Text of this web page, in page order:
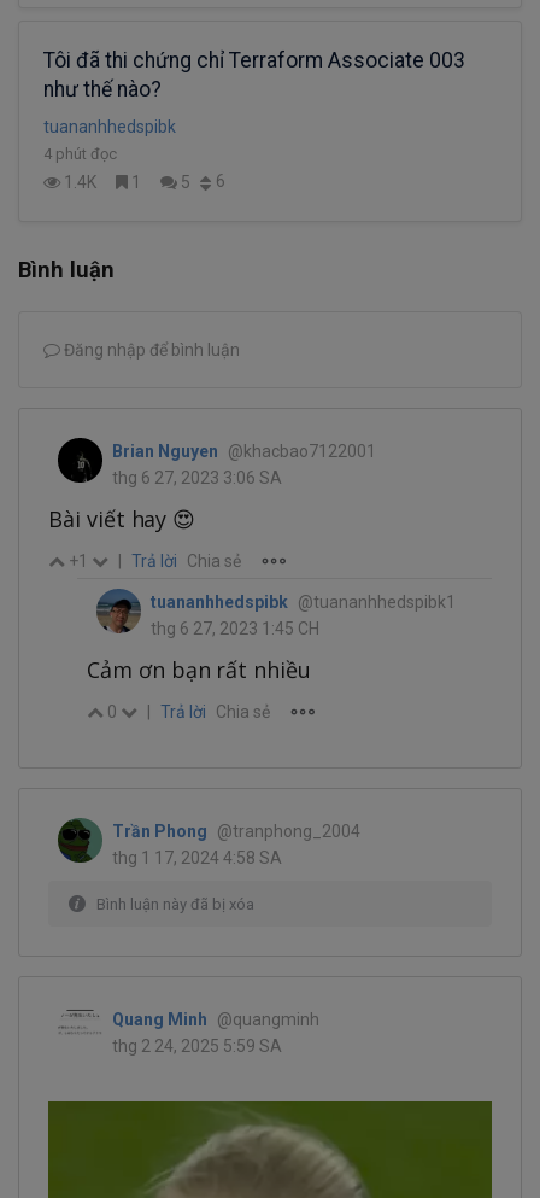
Tôi đã thi chứng chỉ Terraform Associate 003
như thế nào?
tuananhhedspibk
4 phút đọc
1.4K 1 5 6
Bình luận
Đăng nhập để bình luận
Brian Nguyen
@khacbao7122001
thg 6 27, 2023 3:06 SA
Bài viết hay 😍
+1 Trả lời Chia sẻ
tuananhhedspibk
@tuananhhedspibk1
thg 6 27, 2023 1:45 CH
Cảm ơn bạn rất nhiều
0 Trả lời Chia sẻ
Trần Phong
@tranphong_2004
thg 1 17, 2024 4:58 SA
Bình luận này đã bị xóa
Quang Minh
@quangminh
thg 2 24, 2025 5:59 SA